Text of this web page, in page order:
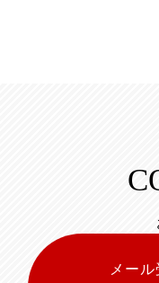
メー